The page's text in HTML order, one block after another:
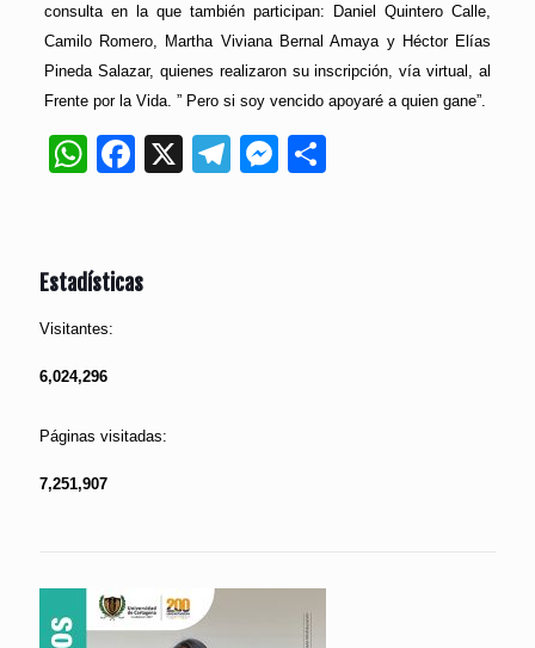
consulta en la que también participan: Daniel Quintero Calle,
Camilo Romero, Martha Viviana Bernal Amaya y Héctor Elías
Pineda Salazar, quienes realizaron su inscripción, vía virtual, al
Frente por la Vida. ” Pero si soy vencido apoyaré a quien gane”.
WhatsApp
Facebook
X Telegram
Messenger
Estadísticas
Visitantes:
6,024,296
Páginas visitadas:
7,251,907